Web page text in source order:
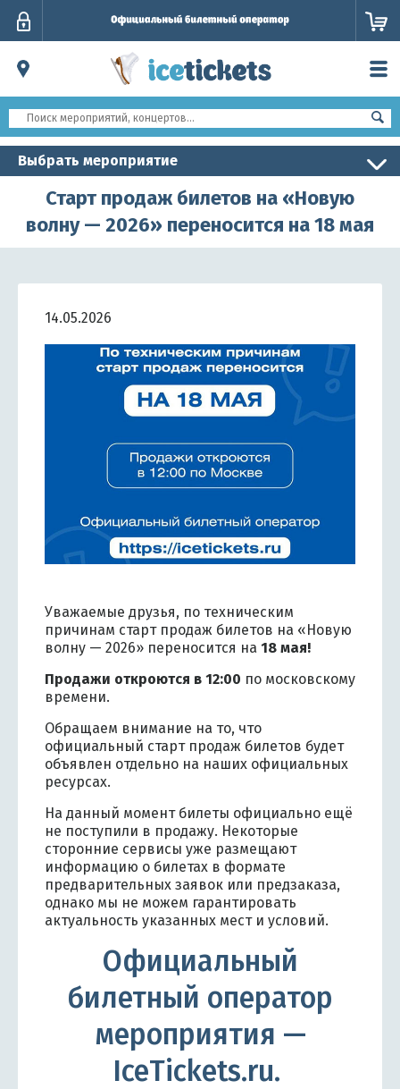
Выбрать мероприятие
Старт продаж билетов на «Новую
волну — 2026» переносится на 18 мая
14.05.2026
Уважаемые друзья, по техническим
причинам старт продаж билетов на «Новую
волну — 2026» переносится на 18 мая!
Продажи откроются в 12:00 по московскому
времени.
Обращаем внимание на то, что
официальный старт продаж билетов будет
объявлен отдельно на наших официальных
ресурсах.
На данный момент билеты официально ещё
не поступили в продажу. Некоторые
сторонние сервисы уже размещают
информацию о билетах в формате
предварительных заявок или предзаказа,
однако мы не можем гарантировать
актуальность указанных мест и условий.
Официальный
билетный оператор
мероприятия —
IceTickets.ru.